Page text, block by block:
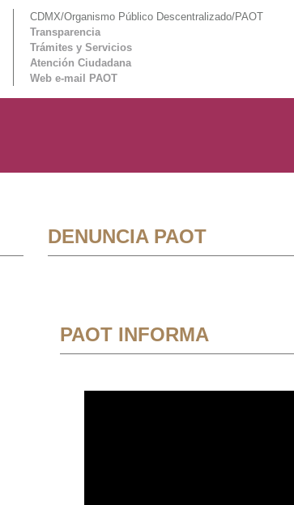
CDMX/Organismo Público Descentralizado/PAOT
Transparencia
Trámites y Servicios
Atención Ciudadana
Web e-mail PAOT
DENUNCIA PAOT
PAOT INFORMA